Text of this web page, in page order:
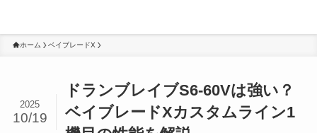
ホーム ベイブレードX
ドランブレイブS6-60Vは強い？
ベイブレードXカスタムライン1
2025
10/19